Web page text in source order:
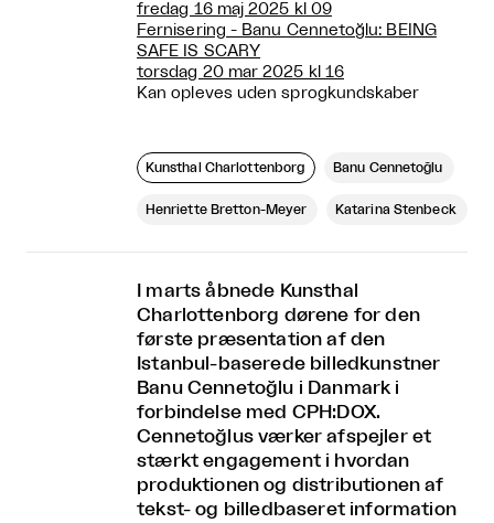
fredag 16 maj 2025 kl 09
Fernisering - Banu Cennetoğlu: BEING
SAFE IS SCARY
torsdag 20 mar 2025 kl 16
Kan opleves uden sprogkundskaber
Kunsthal Charlottenborg Banu Cennetoğlu
Henriette Bretton-Meyer Katarina Stenbeck
I marts åbnede Kunsthal
Charlottenborg dørene for den
første præsentation af den
Istanbul-baserede billedkunstner
Banu Cennetoğlu i Danmark i
forbindelse med CPH:DOX.
Cennetoğlus værker afspejler et
stærkt engagement i hvordan
produktionen og distributionen af
tekst- og billedbaseret information